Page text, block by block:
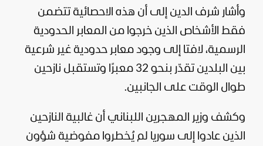
وأشار شرف الدين إلى أن هذه الاحصائية تتضمن
فقط الأشخاص الذين خرجوا من المعابر الحدودية
الرسمية، لافتا إلى وجود معابر حدودية غير شرعية
بين البلدين تقدّر بنحو 32 معبرًا وتستقبل نازحين
طوال الوقت على الجانبين.
وكشف وزير المهجرين اللبناني أن غالبية النازحين
الذين عادوا إلى سوريا لم يُخطروا مفوضية شؤون